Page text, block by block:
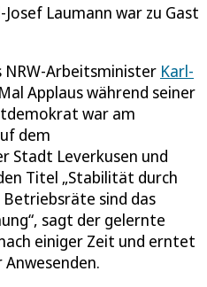
Laumann war zu Gast
NRW-Arbeitsminister Karl-
Applaus während seiner
war am
dem
Stadt Leverkusen und
Titel „Stabilität durch
sind das
sagt der gelernte
einiger Zeit und erntet